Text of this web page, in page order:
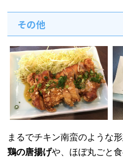
その他
まるでチキン南蛮のような
鶏の唐揚げや、ほぼ丸ごと